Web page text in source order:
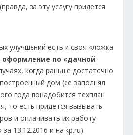
за эту услугу придется
улучшений есть и своя «ложка
оформление по «дачной
когда раньше достаточно
дом (ее заполнял
года понадобится техплан
то есть придется вызывать
и оплачивать их работу
за 13.12.2016 и на kp.ru).